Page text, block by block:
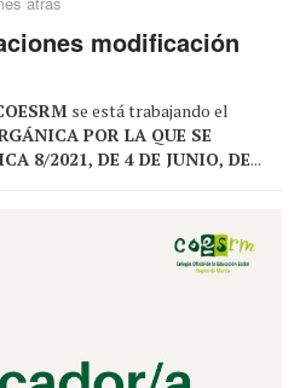
modificación
se está trabajando el
POR LA QUE SE
8/2021, DE 4 DE JUNIO, DE...